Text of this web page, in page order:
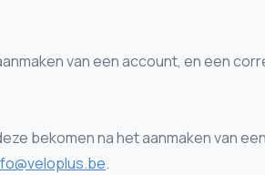
van een account, en een
bekomen na het aanmaken van
.